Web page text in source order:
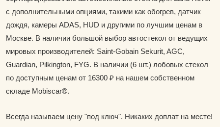
с дополнительными опциями, такими как обогрев, датчик
дождя, камеры ADAS, HUD и другими по лучшим ценам в
Москве. В наличии большой выбор автостекол от ведущих
мировых производителей: Saint-Gobain Sekurit, AGC,
Guardian, Pilkington, FYG. В наличии (6 шт.) лобовых стекол
по доступным ценам от 16300 ₽ на нашем собственном
складе Mobiscar®.
Всегда называем цену "под ключ". Никаких доплат на месте!